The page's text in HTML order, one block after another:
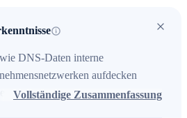
DNS-Daten interne
aufdecken
Leiter Cybersecurity
Vollständige Zusammenfassung